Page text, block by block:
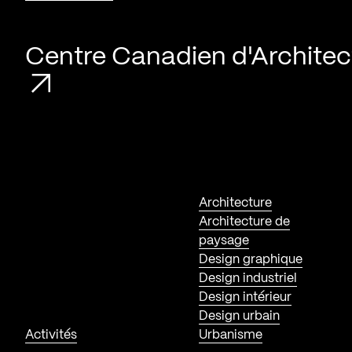
Centre Canadien
Activités
Architecture
Architecture de
paysage
Design graphique
Design industriel
Design intérieur
Design urbain
Urbanisme